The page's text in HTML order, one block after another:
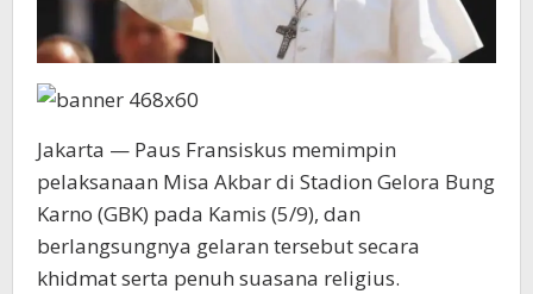
Jakarta — Paus Fransiskus memimpin
pelaksanaan Misa Akbar di Stadion Gelora Bung
Karno (GBK) pada Kamis (5/9), dan
berlangsungnya gelaran tersebut secara
khidmat serta penuh suasana religius.